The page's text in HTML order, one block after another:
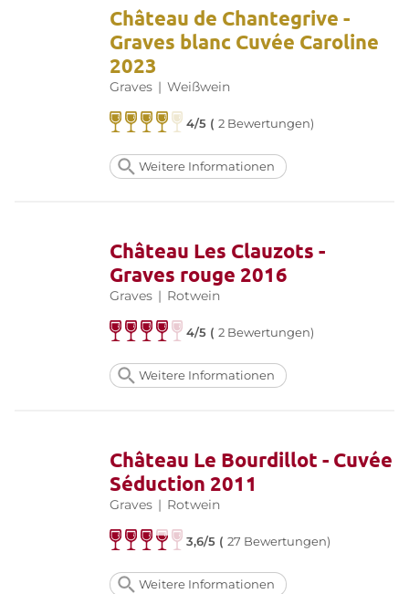
Château de Chantegrive -
Graves blanc Cuvée Caroline
2023
Graves | Weißwein
4/5 (2 Bewertungen)
Weitere Informationen
Château Les Clauzots -
Graves rouge 2016
Graves | Rotwein
4/5 (2 Bewertungen)
Weitere Informationen
Château Le Bourdillot - Cuvée
Séduction 2011
Graves | Rotwein
3,6/5 (27 Bewertungen)
Weitere Informationen